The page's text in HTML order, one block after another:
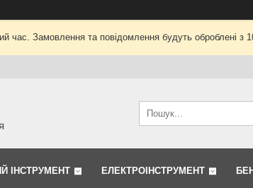
час. Замовлення та повідомлення будуть оброблені з
ІНСТРУМЕНТ ЕЛЕКТРОІНСТРУМЕНТ